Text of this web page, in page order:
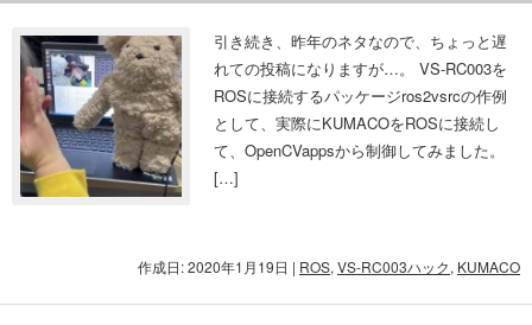
引き続き、昨年のネタなので、ちょっと遅
れての投稿になりますが…。 VS-RC003を
ROSに接続するパッケージros2vsrcの作例
として、実際にKUMACOをROSに接続し
て、OpenCVappsから制御してみました。
[…]
作成日: 2020年1月19日 | ROS, VS-RC003ハック, KUMACO